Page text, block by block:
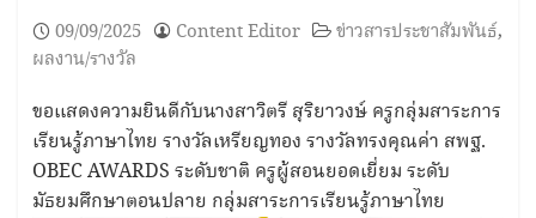
09/09/2025 Content Editor ข่าวสารประชาสัมพันธ์,
ผลงาน/รางวัล
ขอแสดงความยินดีกับนางสาวิตรี สุริยาวงษ์ ครูกลุ่มสาระการ
เรียนรู้ภาษาไทย รางวัลเหรียญทอง รางวัลทรงคุณค่า สพฐ.
OBEC AWARDS ระดับชาติ ครูผู้สอนยอดเยี่ยม ระดับ
มัธยมศึกษาตอนปลาย กลุ่มสาระการเรียนรู้ภาษาไทย